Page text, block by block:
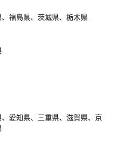
福島県、茨城県、栃木県
愛知県、三重県、滋賀県、京